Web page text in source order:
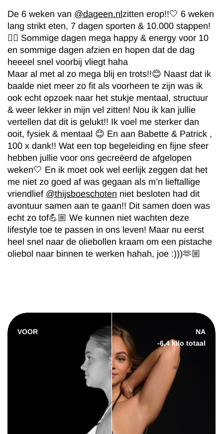
De 6 weken van @dageen.nlzitten erop!!🤍 6 weken
lang strikt eten, 7 dagen sporten & 10.000 stappen!
🏋️‍♀️ Sommige dagen mega happy & energy voor 10
en sommige dagen afzien en hopen dat de dag
heeeel snel voorbij vliegt haha
Maar al met al zo mega blij en trots!!😊 Naast dat ik
baalde niet meer zo fit als voorheen te zijn was ik
ook echt opzoek naar het stukje mentaal, structuur
& weer lekker in mijn vel zitten! Nou ik kan jullie
vertellen dat dit is gelukt!! Ik voel me sterker dan
ooit, fysiek & mentaal 😊 En aan Babette & Patrick ,
100 x dank!! Wat een top begeleiding en fijne sfeer
hebben jullie voor ons gecreëerd de afgelopen
weken🤍 En ik moet ook wel eerlijk zeggen dat het
me niet zo goed af was gegaan als m’n lieftallige
vriendlief @thijsboeschoten niet besloten had dit
avontuur samen aan te gaan!! Dit samen doen was
echt zo tof💪🏼 We kunnen niet wachten deze
lifestyle toe te passen in ons leven! Maar nu eerst
heel snel naar de oliebollen kraam om een pistache
oliebol naar binnen te werken hahah, joe :)))🫶🏼
VOOR
NA
-6,4 kilo totaal